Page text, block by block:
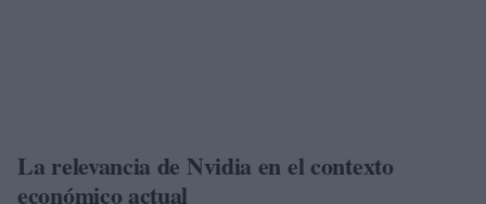
La relevancia de Nvidia en el contexto
económico actual